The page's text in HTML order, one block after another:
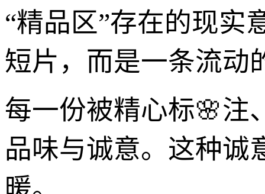
“精品区”存在的现实
短片，而是一条流动
每一份被精心标🌸注
品味与诚意。这种诚